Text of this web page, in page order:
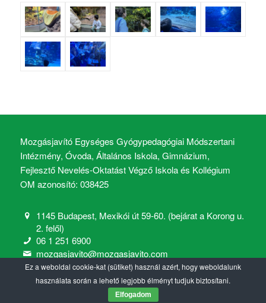
Mozgásjavító Egységes Gyógypedagógiai Módszertani
Intézmény, Óvoda, Általános Iskola, Gimnázium,
Fejlesztő Nevelés-Oktatást Végző Iskola és Kollégium
OM azonosító: 038425
1145 Budapest, Mexikói út 59-60. (bejárat a Korong u.
2. felől)
06 1 251 6900
mozgasjavito@mozgasjavito.com
Ez a weboldal cookie-kat (sütiket) használ azért, hogy weboldalunk
használata során a lehető legjobb élményt tudjuk biztosítani.
Elfogadom